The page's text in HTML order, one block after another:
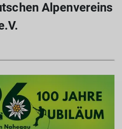
Alpenvereins